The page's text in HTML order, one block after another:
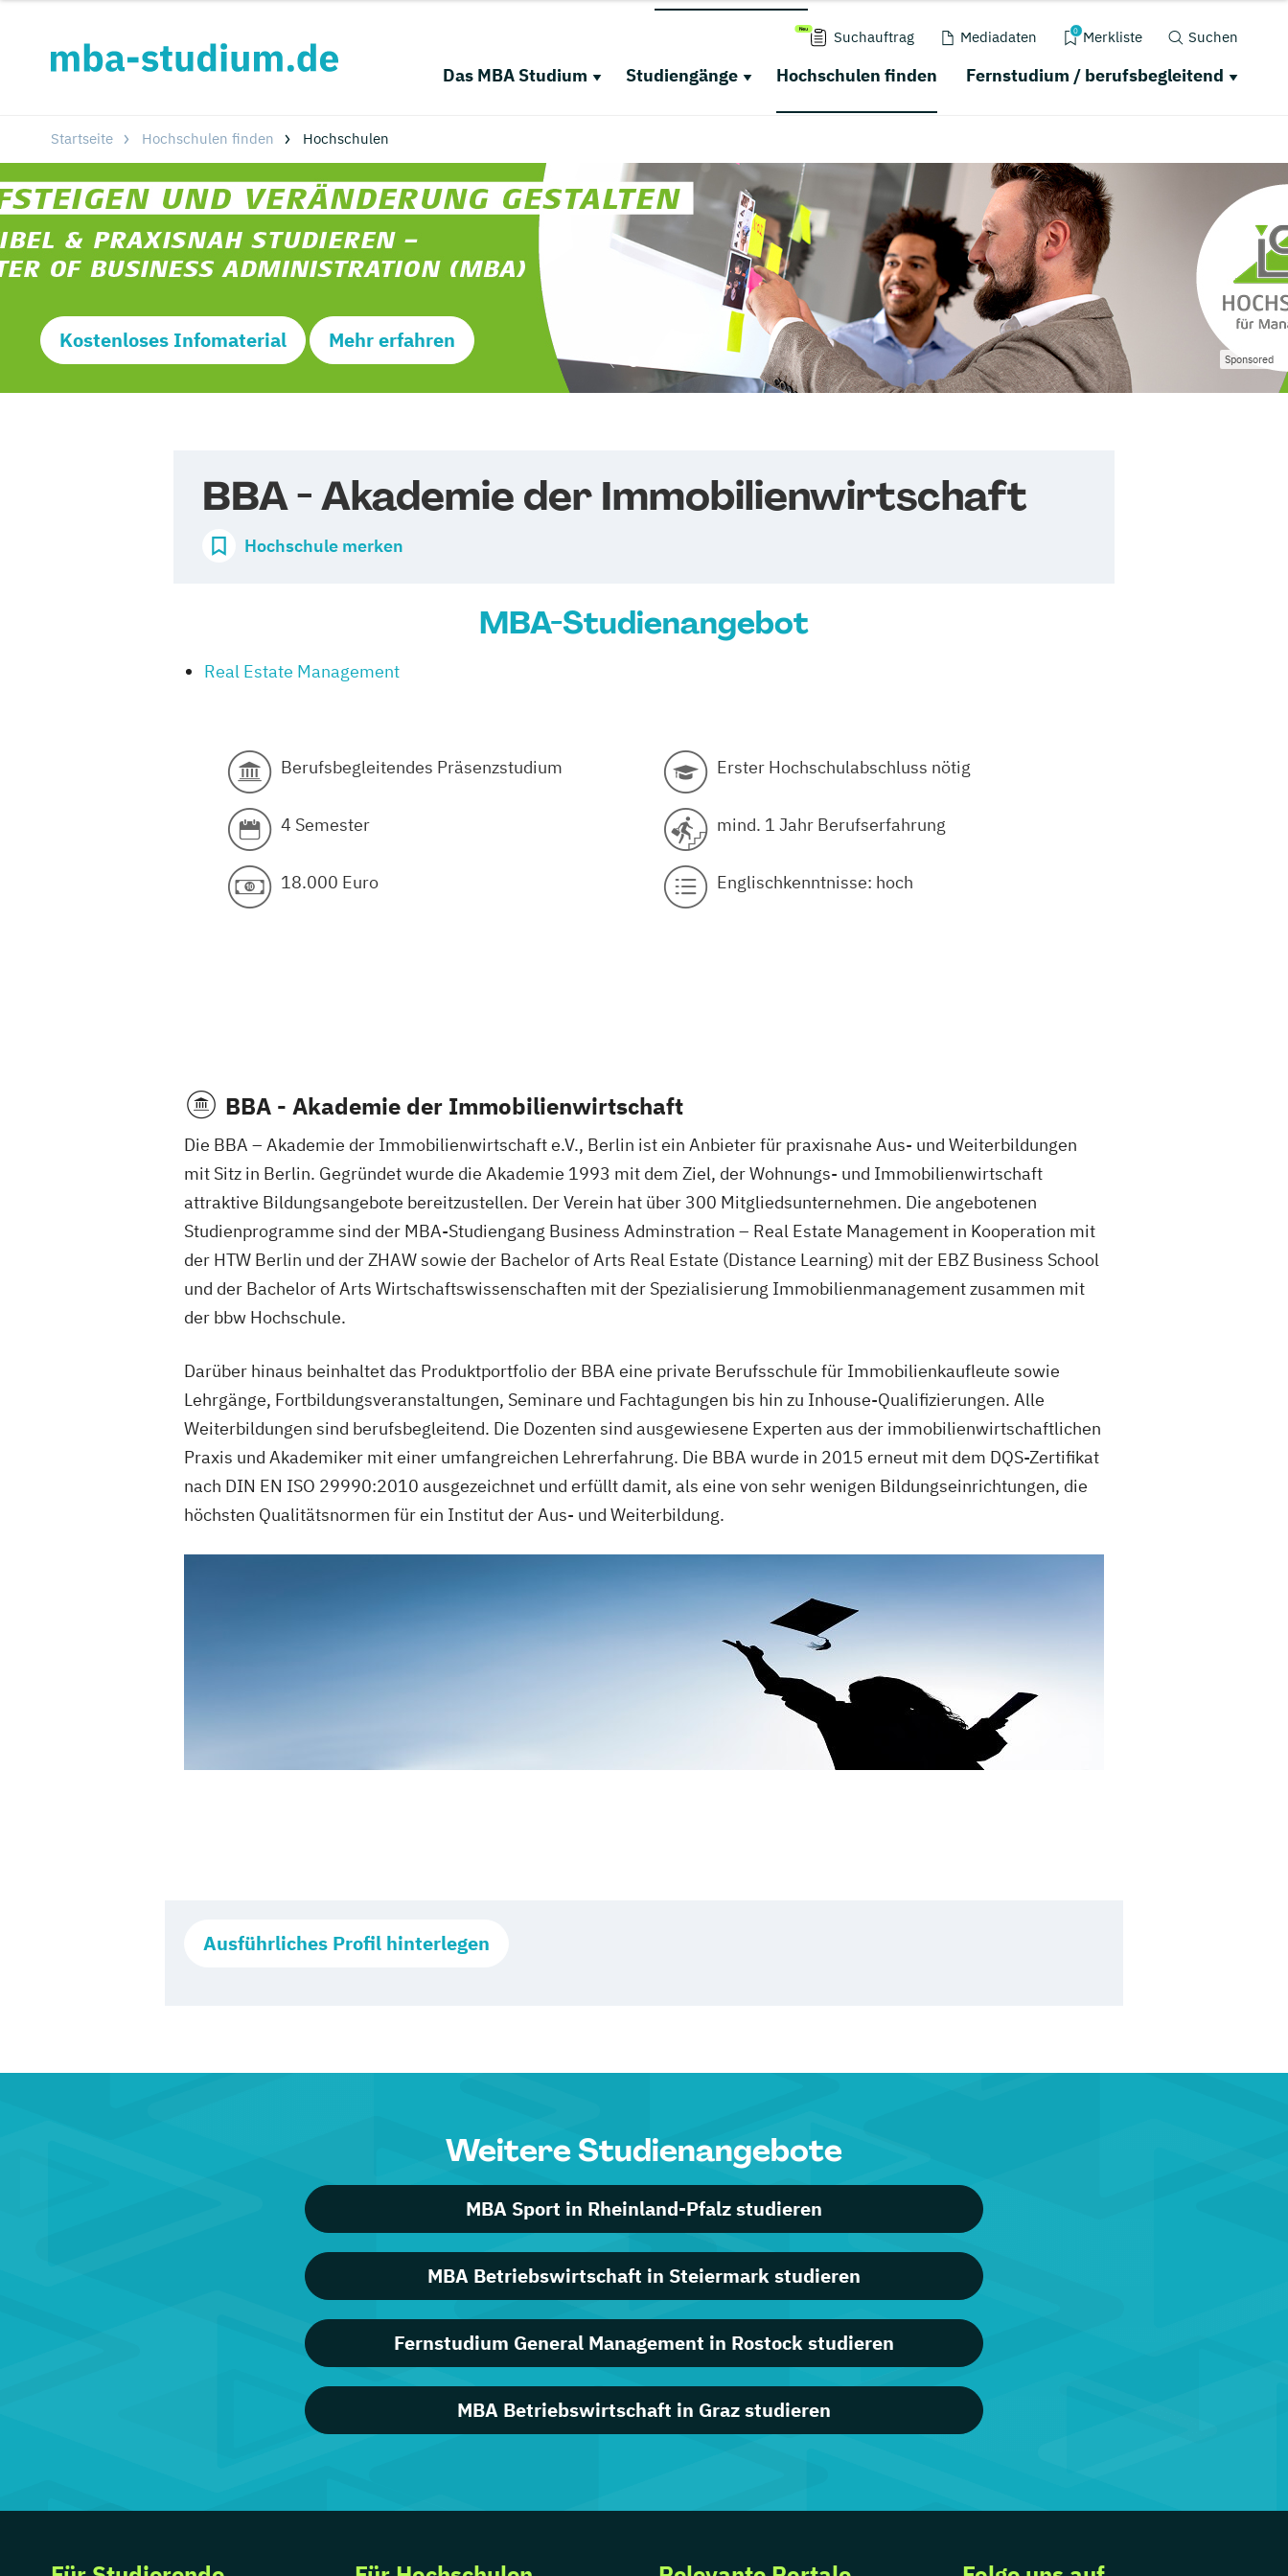
Suchauftrag Mediadaten 0 Merkliste Suchen
Das MBA Studium Studiengänge Hochschulen finden Fernstudium / berufsbegleitend
Startseite Hochschulen finden Hochschulen
Kostenloses Infomaterial Mehr erfahren
Sponsored
BBA - Akademie der Immobilienwirtschaft
Hochschule merken
MBA-Studienangebot
Real Estate Management
Berufsbegleitendes Präsenzstudium Erster Hochschulabschluss nötig
4 Semester mind. 1 Jahr Berufserfahrung
18.000 Euro Englischkenntnisse: hoch
BBA - Akademie der Immobilienwirtschaft
Die BBA – Akademie der Immobilienwirtschaft e.V., Berlin ist ein Anbieter für praxisnahe Aus- und Weiterbildungen
mit Sitz in Berlin. Gegründet wurde die Akademie 1993 mit dem Ziel, der Wohnungs- und Immobilienwirtschaft
attraktive Bildungsangebote bereitzustellen. Der Verein hat über 300 Mitgliedsunternehmen. Die angebotenen
Studienprogramme sind der MBA-Studiengang Business Adminstration – Real Estate Management in Kooperation mit
der HTW Berlin und der ZHAW sowie der Bachelor of Arts Real Estate (Distance Learning) mit der EBZ Business School
und der Bachelor of Arts Wirtschaftswissenschaften mit der Spezialisierung Immobilienmanagement zusammen mit
der bbw Hochschule.
Darüber hinaus beinhaltet das Produktportfolio der BBA eine private Berufsschule für Immobilienkaufleute sowie
Lehrgänge, Fortbildungsveranstaltungen, Seminare und Fachtagungen bis hin zu Inhouse-Qualifizierungen. Alle
Weiterbildungen sind berufsbegleitend. Die Dozenten sind ausgewiesene Experten aus der immobilienwirtschaftlichen
Praxis und Akademiker mit einer umfangreichen Lehrerfahrung. Die BBA wurde in 2015 erneut mit dem DQS-Zertifikat
nach DIN EN ISO 29990:2010 ausgezeichnet und erfüllt damit, als eine von sehr wenigen Bildungseinrichtungen, die
höchsten Qualitätsnormen für ein Institut der Aus- und Weiterbildung.
Ausführliches Profil hinterlegen
Weitere Studienangebote
MBA Sport in Rheinland-Pfalz studieren
MBA Betriebswirtschaft in Steiermark studieren
Fernstudium General Management in Rostock studieren
MBA Betriebswirtschaft in Graz studieren